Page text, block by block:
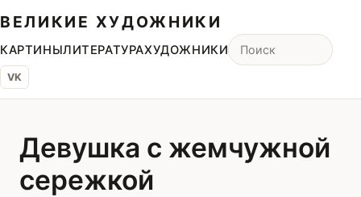
ВЕЛИКИЕ ХУДОЖНИКИ
КАРТИНЫЛИТЕРАТУРАХУДОЖНИКИ
VK
Девушка с жемчужной
сережкой